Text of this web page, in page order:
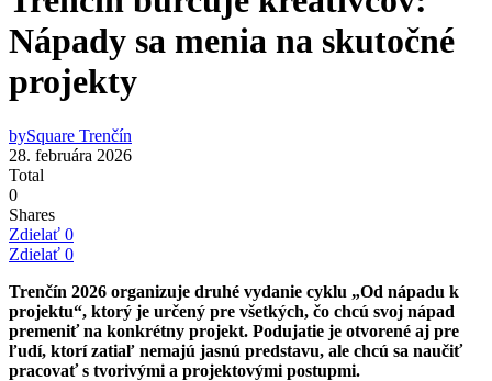
Nápady sa menia na skutočné
projekty
bySquare Trenčín
28. februára 2026
Total
0
Shares
Zdielať 0
Zdielať 0
Trenčín 2026 organizuje druhé vydanie cyklu „Od nápadu k
projektu“, ktorý je určený pre všetkých, čo chcú svoj nápad
premeniť na konkrétny projekt. Podujatie je otvorené aj pre
ľudí, ktorí zatiaľ nemajú jasnú predstavu, ale chcú sa naučiť
pracovať s tvorivými a projektovými postupmi.